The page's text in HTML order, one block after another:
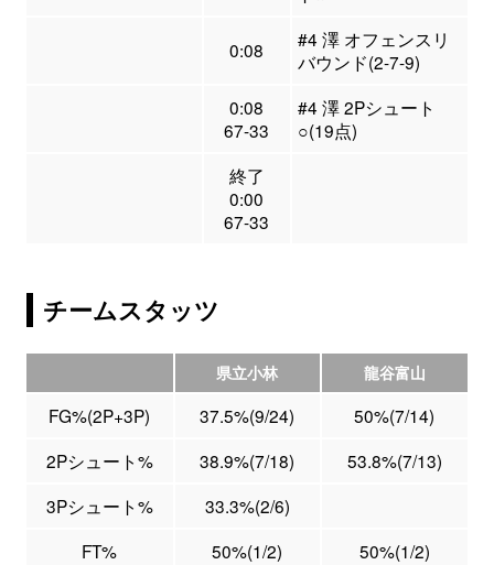
0:08
#4 澤 オフェンスリ
バウンド(2-7-9)
0:08
67-33
#4 澤 2Pシュート
○(19点)
終了
0:00
67-33
チームスタッツ
県立小林 龍谷富山
FG%(2P+3P) 37.5%(9/24)
50%(7/14)
2Pシュート%
38.9%(7/18)
53.8%(7/13)
3Pシュート%
33.3%(2/6)
FT%
50%(1/2)
50%(1/2)